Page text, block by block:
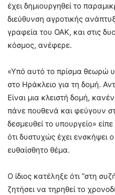
έχει δημιουργηθεί το
διεύθυνση αγροτικής
γραφεία του ΟΑΚ, και στις
κόσμος, ανέφερε.
«Υπό αυτό το πρίσμα θεωρώ
στο Ηράκλειο για τη δομή.
Είναι μια κλειστή δομή,
πάνε πουθενά και φεύγουν
δεσμευθεί το υπουργείο»
ότι δυστυχώς έχει ενσκήψει
ευθαίσθητο θέμα.
Ο ίδιος κατέληξε ότι ”στη
ζητήσει να τηρηθεί το